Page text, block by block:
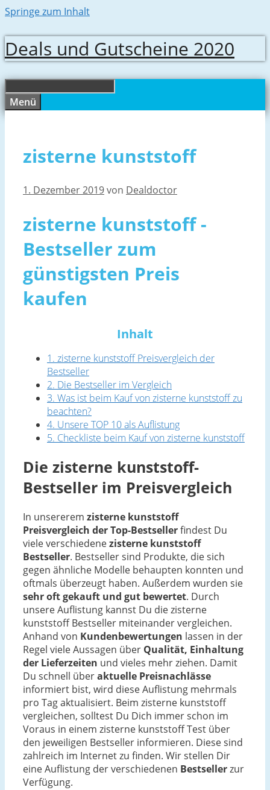
Springe zum Inhalt
Deals und Gutscheine 2020
Menü
zisterne kunststoff
1. Dezember 2019von Dealdoctor
zisterne kunststoff -
Bestseller zum
günstigsten Preis
kaufen
Inhalt
1. zisterne kunststoff Preisvergleich der
Bestseller
2. Die Bestseller im Vergleich
3. Was ist beim Kauf von zisterne kunststoff zu
beachten?
4. Unsere TOP 10 als Auflistung
5. Checkliste beim Kauf von zisterne kunststoff
Die zisterne kunststoff-
Bestseller im Preisvergleich
In unsererem zisterne kunststoff
Preisvergleich der Top-Bestsellerfindest Du
viele verschiedenezisterne kunststoff
Bestseller. Bestseller sind Produkte, die sich
gegen ähnliche Modelle behaupten konnten und
oftmals überzeugt haben. Außerdem wurden sie
sehr oft gekauft und gut bewertet. Durch
unsere Auflistung kannst Du die zisterne
kunststoff Bestseller miteinander vergleichen.
Anhand von Kundenbewertungen lassen in der
Regel viele Aussagen über Qualität, Einhaltung
der Lieferzeiten und vieles mehr ziehen. Damit
Du schnell überaktuelle Preisnachlässe
informiert bist, wird diese Auflistung mehrmals
pro Tag aktualisiert. Beim zisterne kunststoff
vergleichen, solltest Du Dich immer schon im
Voraus in einem zisterne kunststoff Test über
den jeweiligen Bestseller informieren. Diese sind
zahlreich im Internet zu finden. Wir stellen Dir
eine Auflistung der verschiedenen Bestsellerzur
Verfügung.